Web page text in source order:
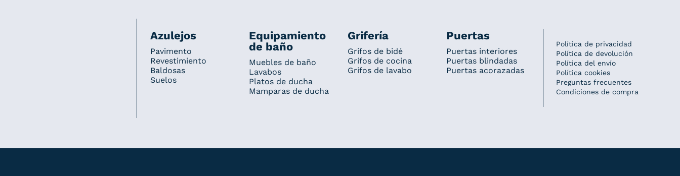
Azulejos
Pavimento
Revestimiento
Baldosas
Suelos
Equipamiento
de baño
Muebles de baño
Lavabos
Platos de ducha
Mamparas de ducha
Grifería
Grifos de bidé
Grifos de cocina
Grifos de lavabo
Puertas
Puertas interiores
Puertas blindadas
Puertas acorazadas
Política de privacidad
Política de devolución
Política del envío
Política cookies
Preguntas frecuentes
Condiciones de compra